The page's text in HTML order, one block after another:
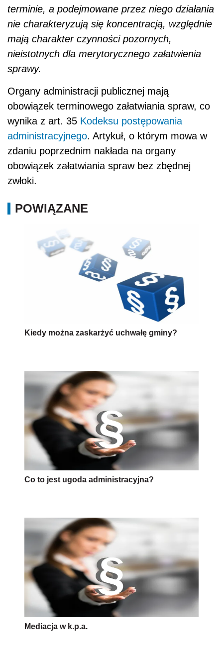
terminie, a podejmowane przez niego działania
nie charakteryzują się koncentracją, względnie
mają charakter czynności pozornych,
nieistotnych dla merytorycznego załatwienia
sprawy.
Organy administracji publicznej mają
obowiązek terminowego załatwiania spraw, co
wynika z art. 35 Kodeksu postępowania
administracyjnego. Artykuł, o którym mowa w
zdaniu poprzednim nakłada na organy
obowiązek załatwiania spraw bez zbędnej
zwłoki.
POWIĄZANE
Kiedy można zaskarżyć uchwałę gminy?
Co to jest ugoda administracyjna?
Mediacja w k.p.a.